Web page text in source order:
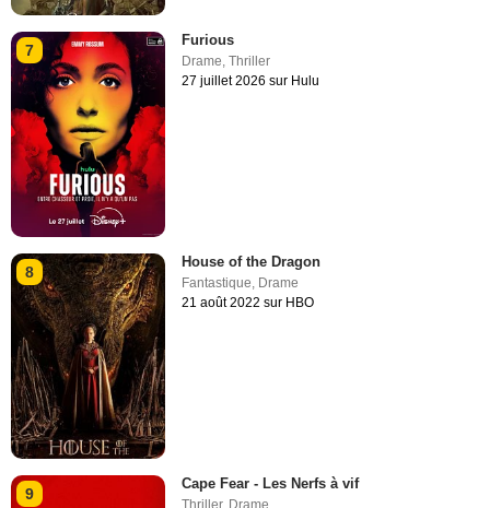
7
Furious
Drame ,Thriller
27 juillet 2026 sur Hulu
8
House of the Dragon
Fantastique, Drame
21 août 2022 sur HBO
9
Cape Fear - Les Nerfs à vif
Thriller, Drame